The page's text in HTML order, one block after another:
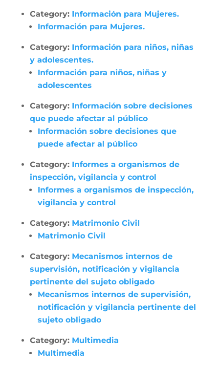
Category: Información para Mujeres.
Información para Mujeres.
Category: Información para niños, niñas
y adolescentes.
Información para niños, niñas y
adolescentes
Category: Información sobre decisiones
que puede afectar al público
Información sobre decisiones que
puede afectar al público
Category: Informes a organismos de
inspección, vigilancia y control
Informes a organismos de inspección,
vigilancia y control
Category: Matrimonio Civil
Matrimonio Civil
Category: Mecanismos internos de
supervisión, notificación y vigilancia
pertinente del sujeto obligado
Mecanismos internos de supervisión,
notificación y vigilancia pertinente del
sujeto obligado
Category: Multimedia
Multimedia